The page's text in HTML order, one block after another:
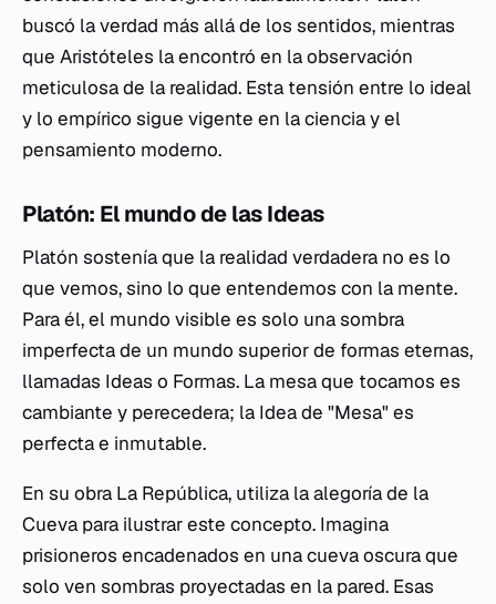
buscó la verdad más allá de los sentidos, mientras
que Aristóteles la encontró en la observación
meticulosa de la realidad. Esta tensión entre lo ideal
y lo empírico sigue vigente en la ciencia y el
pensamiento moderno.
Platón: El mundo de las Ideas
Platón sostenía que la realidad verdadera no es lo
que vemos, sino lo que entendemos con la mente.
Para él, el mundo visible es solo una sombra
imperfecta de un mundo superior de formas eternas,
llamadas Ideas o Formas. La mesa que tocamos es
cambiante y perecedera; la Idea de "Mesa" es
perfecta e inmutable.
En su obra La República, utiliza la alegoría de la
Cueva para ilustrar este concepto. Imagina
prisioneros encadenados en una cueva oscura que
solo ven sombras proyectadas en la pared. Esas